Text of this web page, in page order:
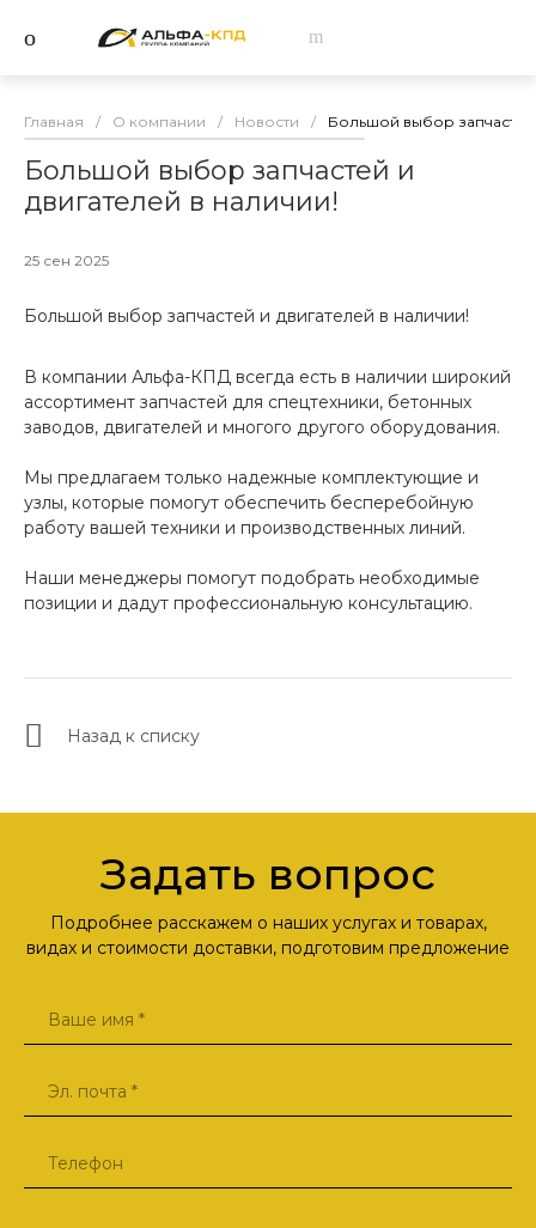
Главная / О компании / Новости / Большой выбор запчастей
Большой выбор запчастей и
двигателей в наличии!
25 сен 2025
Большой выбор запчастей и двигателей в наличии!
В компании Альфа-КПД всегда есть в наличии широкий
ассортимент запчастей для спецтехники, бетонных
заводов, двигателей и многого другого оборудования.
Мы предлагаем только надежные комплектующие и
узлы, которые помогут обеспечить бесперебойную
работу вашей техники и производственных линий.
Наши менеджеры помогут подобрать необходимые
позиции и дадут профессиональную консультацию.
Назад к списку
Задать вопрос
Подробнее расскажем о наших услугах и товарах,
видах и стоимости доставки, подготовим предложение